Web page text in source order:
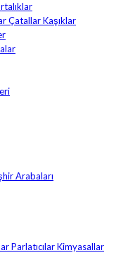
Çatallar Kaşıklar
Arabaları
Parlatıcılar Kimyasallar